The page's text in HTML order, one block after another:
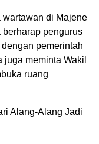
wartawan di Majene
berharap pengurus
pemerintah
meminta Wakil
ruang
Alang-Alang Jadi